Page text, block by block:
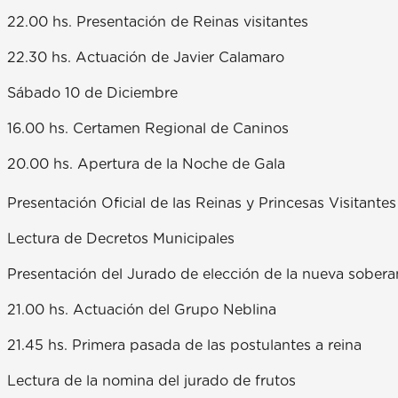
22.00 hs. Presentación de Reinas visitantes
22.30 hs. Actuación de Javier Calamaro
Sábado 10 de Diciembre
16.00 hs. Certamen Regional de Caninos
20.00 hs. Apertura de la Noche de Gala
Presentación Oficial de las Reinas y Princesas Visitantes
Lectura de Decretos Municipales
Presentación del Jurado de elección de la nueva
21.00 hs. Actuación del Grupo Neblina
21.45 hs. Primera pasada de las postulantes a reina
Lectura de la nomina del jurado de frutos